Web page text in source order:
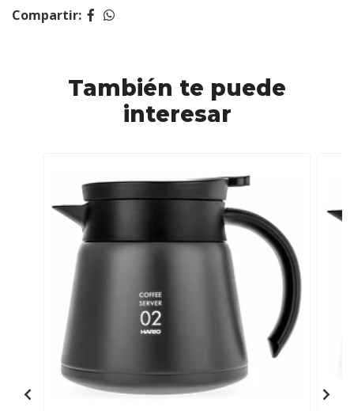
Compartir:
También te puede
interesar